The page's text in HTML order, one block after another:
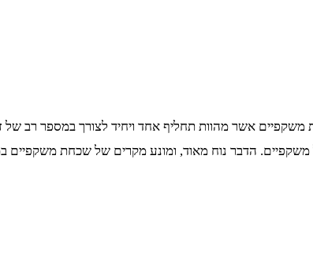
אשר מהוות תחליף אחד ויחיד לצורך במספר רב של
הדבר נוח מאוד, ומונע מקרים של שכחת משקפיים